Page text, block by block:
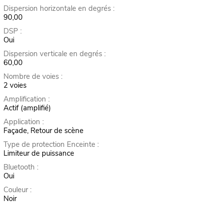
Dispersion horizontale en degrés :
90,00
DSP :
Oui
Dispersion verticale en degrés :
60,00
Nombre de voies :
2 voies
Amplification :
Actif (amplifié)
Application :
Façade, Retour de scène
Type de protection Enceinte :
Limiteur de puissance
Bluetooth :
Oui
Couleur :
Noir